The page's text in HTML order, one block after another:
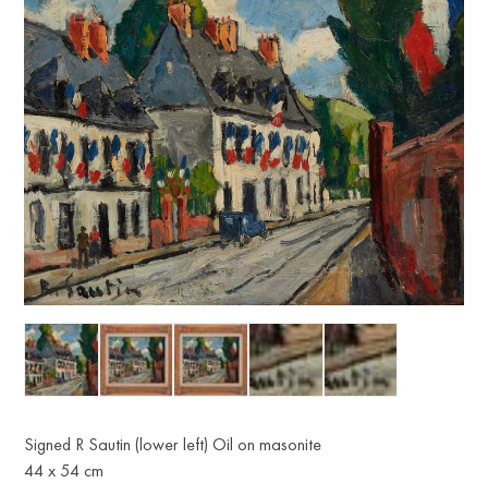
Signed R Sautin (lower left) Oil on masonite
44 x 54 cm